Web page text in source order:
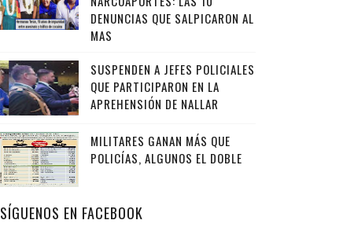
DENUNCIAS QUE SALPICARON AL
MAS
SUSPENDEN A JEFES POLICIALES
QUE PARTICIPARON EN LA
APREHENSIÓN DE NALLAR
MILITARES GANAN MÁS QUE
POLICÍAS, ALGUNOS EL DOBLE
SÍGUENOS EN FACEBOOK